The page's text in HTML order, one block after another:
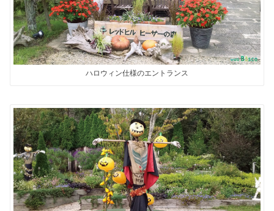
ハロウィン仕様のエントランス